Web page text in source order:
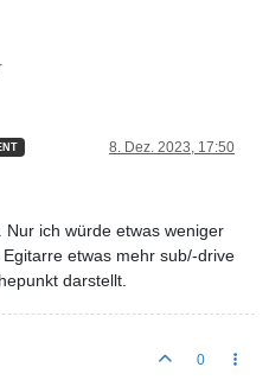
8. Dez. 2023, 17:50
ich würde etwas weniger
etwas mehr sub/-drive
darstellt.
0